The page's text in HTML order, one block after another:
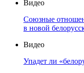
Видео
Союзные
в новой
Видео
Упадет ли